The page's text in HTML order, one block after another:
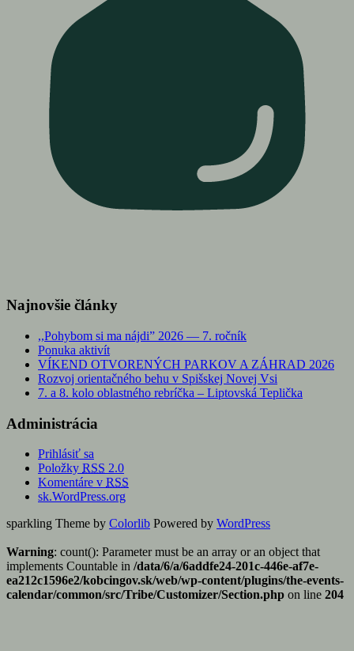
Najnovšie články
,,Pohybom si ma nájdi” 2026 — 7. ročník
Ponuka aktivít
VÍKEND OTVORENÝCH PARKOV A ZÁHRAD 2026
Rozvoj orientačného behu v Spišskej Novej Vsi
7. a 8. kolo oblastného rebríčka – Liptovská Teplička
Administrácia
Prihlásiť sa
Položky RSS 2.0
Komentáre v RSS
sk.WordPress.org
sparkling Theme by Colorlib Powered by WordPress
Warning: count(): Parameter must be an array or an object that
implements Countable in /data/6/a/6addfe24-201c-446e-af7e-
ea212c1596e2/kobcingov.sk/web/wp-content/plugins/the-events-
calendar/common/src/Tribe/Customizer/Section.php on line 204